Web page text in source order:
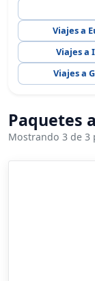
Viajes a
Viajes a
Viajes a
Paquetes
Mostrando 3 de 3